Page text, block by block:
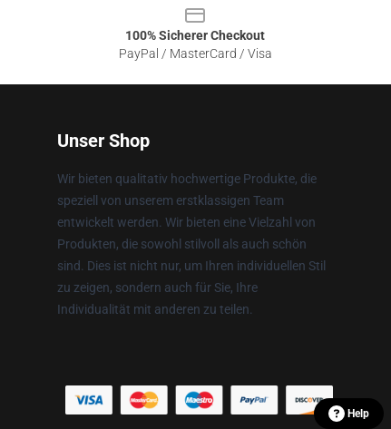
100% Sicherer Checkout
PayPal / MasterCard / Visa
Unser Shop
Wir bieten qualitativ hochwertige Produkte, die
speziell von unserem erstklassigen Team
entwickelt werden. Wir bieten eine Vielzahl von
Produkten, die sowohl stilvoll als auch schön
sind. Dies ist nicht nur, um Ihren individuellen Stil
zu zeigen, sondern auch für Sie, Ihre
Individualität mit anderen zu teilen.
Help